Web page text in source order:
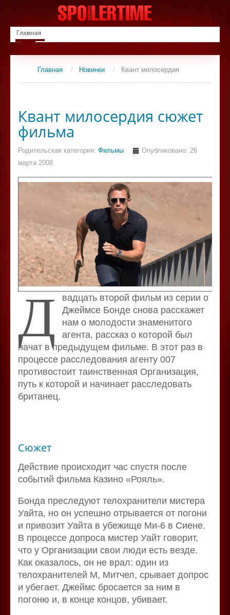
Главная
Новинки
Список фильмов
СериалыГлавная / Новинки / Квант милосердия
Квант милосердия сюжет
фильма
Родительская категория: Фильмы
Опубликовано: 26
марта 2008
Д
вадцать второй фильм из серии о
Джеймсе Бонде снова расскажет
нам о молодости знаменитого
агента, рассказ о которой был
начат в предыдущем фильме. В этот раз в
процессе расследования агенту 007
противостоит таинственная Организация,
путь к которой и начинает расследовать
британец.
Сюжет
Действие происходит час спустя после
событий фильма Казино «Рояль».
Бонда преследуют телохранители мистера
Уайта, но он успешно отрывается от погони
и привозит Уайта в убежище Ми-6 в Сиене.
В процессе допроса мистер Уайт говорит,
что у Организации свои люди есть везде.
Как оказалось, он не врал: один из
телохранителей М, Митчел, срывает допрос
и убегает. Джеймс бросается за ним в
погоню и, в конце концов, убивает.